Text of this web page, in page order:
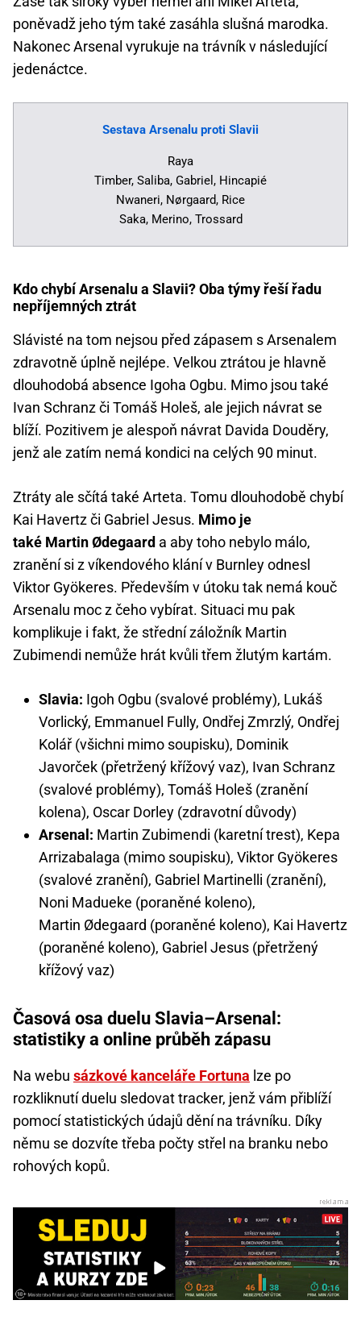
poněvadž jeho tým také zasáhla slušná marodka.
Nakonec Arsenal vyrukuje na trávník v následující
jedenáctce.
Sestava Arsenalu proti Slavii
Raya
Timber, Saliba, Gabriel, Hincapié
Nwaneri, Nørgaard, Rice
Saka, Merino, Trossard
Kdo chybí Arsenalu a Slavii? Oba týmy řeší řadu
nepříjemných ztrát
Slávisté na tom nejsou před zápasem s Arsenalem
zdravotně úplně nejlépe. Velkou ztrátou je hlavně
dlouhodobá absence Igoha Ogbu. Mimo jsou také
Ivan Schranz či Tomáš Holeš, ale jejich návrat se
blíží. Pozitivem je alespoň návrat Davida Douděry,
jenž ale zatím nemá kondici na celých 90 minut.
Ztráty ale sčítá také Arteta. Tomu dlouhodobě chybí
Kai Havertz či Gabriel Jesus. Mimo je
také Martin Ødegaard a aby toho nebylo málo,
zranění si z víkendového klání v Burnley odnesl
Viktor Gyökeres. Především v útoku tak nemá kouč
Arsenalu moc z čeho vybírat. Situaci mu pak
komplikuje i fakt, že střední záložník Martin
Zubimendi nemůže hrát kvůli třem žlutým kartám.
Slavia: Igoh Ogbu (svalové problémy), Lukáš
Vorlický, Emmanuel Fully, Ondřej Zmrzlý, Ondřej
Kolář (všichni mimo soupisku), Dominik
Javorček (přetržený křížový vaz), Ivan Schranz
(svalové problémy), Tomáš Holeš (zranění
kolena), Oscar Dorley (zdravotní důvody)
Arsenal: Martin Zubimendi (karetní trest), Kepa
Arrizabalaga (mimo soupisku), Viktor Gyökeres
(svalové zranění), Gabriel Martinelli (zranění),
Noni Madueke (poraněné koleno),
Martin Ødegaard (poraněné koleno), Kai Havertz
(poraněné koleno), Gabriel Jesus (přetržený
křížový vaz)
Časová osa duelu Slavia–Arsenal:
statistiky a online průběh zápasu
Na webu sázkové kanceláře Fortuna lze po
rozkliknutí duelu sledovat tracker, jenž vám přiblíží
pomocí statistických údajů dění na trávníku. Díky
němu se dozvíte třeba počty střel na branku nebo
rohových kopů.